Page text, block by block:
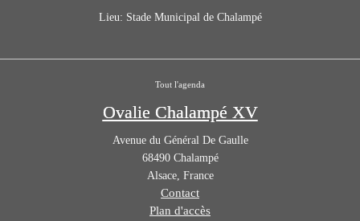
Lieu: Stade Municipal de Chalampé
Tout l'agenda
Ovalie Chalampé XV
Avenue du Général De Gaulle
68490 Chalampé
Alsace, France
Contact
Plan d'accès